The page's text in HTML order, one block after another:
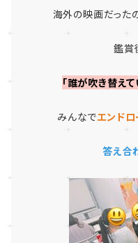
海外の映画だった
鑑賞
「誰が吹き替えて
みんなでエンド
答え合